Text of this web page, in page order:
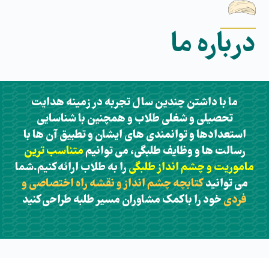
درباره ما
ما با داشتن چندین سال تجربه در زمینه هدایت
تحصیلی و شغلی طلاب و همچنین با شناسایی
استعدادها و توانمندی های ایشان و تطبیق آن ها با
رسالت ها و وظایف طلبگی، می توانیممتناسب ترین
ماموریت و چشم انداز طلبگیرا به طلاب ارائه کنیم.شما
می توانیدکتابچه چشم انداز و نقشه راه اختصاصی و
فردیخود را با کمک مشاوران مسیر طلبه طراحی کنید